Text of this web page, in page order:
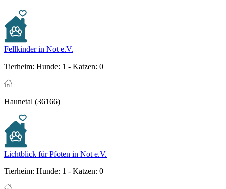
Fellkinder in Not e.V.
Tierheim: Hunde: 1 - Katzen: 0
Haunetal (36166)
Lichtblick für Pfoten in Not e.V.
Tierheim: Hunde: 1 - Katzen: 0